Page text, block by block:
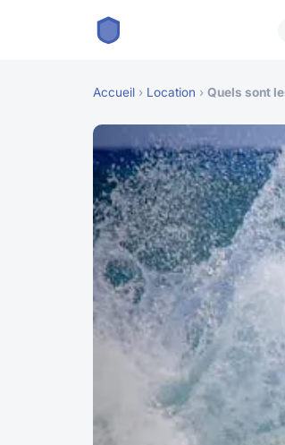
Accueil › Location › Quels sont